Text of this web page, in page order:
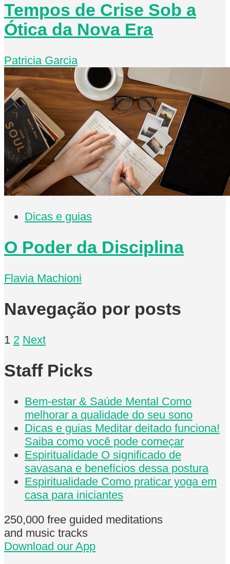
Tempos de Crise Sob a
Ótica da Nova Era
Patricia Garcia
Dicas e guias
O Poder da Disciplina
Flavia Machioni
Navegação por posts
1 2 Next
Staff Picks
Bem-estar & Saúde Mental Como
melhorar a qualidade do seu sono
Dicas e guias Meditar deitado funciona!
Saiba como você pode começar
Espiritualidade O significado de
savasana e benefícios dessa postura
Espiritualidade Como praticar yoga em
casa para iniciantes
250,000 free guided meditations
and music tracks
Download our App